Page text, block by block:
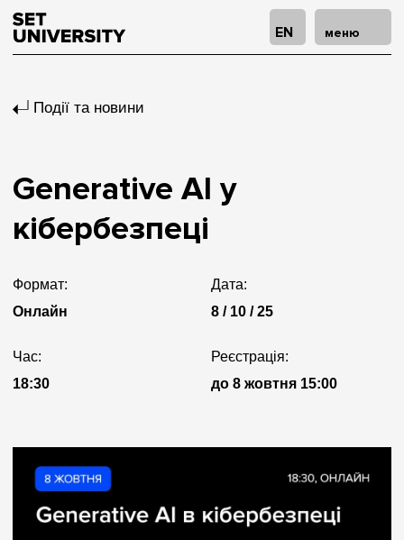
EN меню
Події та новини
Generative АІ у
кібербезпеці
Формат:
Онлайн
Дата:
8 / 10 / 25
Час:
18:30
Реєстрація:
до 8 жовтня 15:00